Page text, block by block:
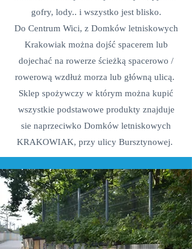
gofry, lody.. i wszystko jest blisko.
Do Centrum Wici, z Domków letniskowych
Krakowiak można dojść spacerem lub
dojechać na rowerze ścieżką spacerowo /
rowerową wzdłuż morza lub główną ulicą.
Sklep spożywczy w którym można kupić
wszystkie podstawowe produkty znajduje
sie naprzeciwko Domków letniskowych
KRAKOWIAK, przy ulicy Bursztynowej.